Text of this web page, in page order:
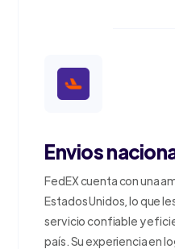
Envios
FedEX cuenta con una
Estados Unidos, lo que
servicio confiable y
país. Su experiencia en